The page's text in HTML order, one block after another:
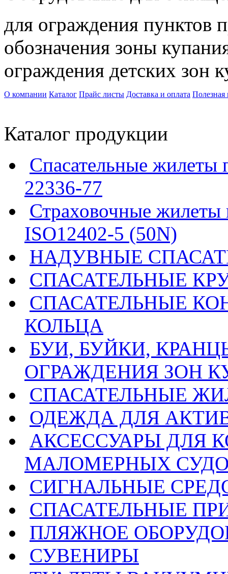
для ограждения пунктов
обозначения зоны
ограждения детских зон
О компании Каталог Прайс листы Доставка и оплата
Каталог продукции
Спасательные
22336-77
Страховочные
ISO12402-5 (50N)
НАДУВНЫЕ
СПАСАТЕЛЬНЫЕ
СПАСАТЕЛЬНЫЕ
КОЛЬЦА
БУИ, БУЙКИ,
ОГРАЖДЕНИЯ ЗОН
СПАСАТЕЛЬНЫЕ
ОДЕЖДА ДЛЯ
АКСЕССУАРЫ ДЛЯ
МАЛОМЕРНЫХ
СИГНАЛЬНЫЕ
СПАСАТЕЛЬНЫЕ
ПЛЯЖНОЕ
СУВЕНИРЫ